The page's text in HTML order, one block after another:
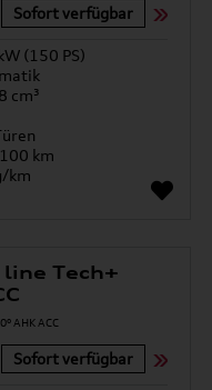
Sofort verfügbar
(150 PS)
cm³
km
km
Tech+
Sofort verfügbar